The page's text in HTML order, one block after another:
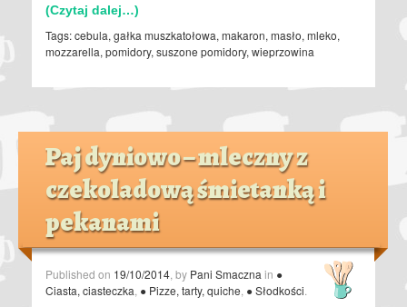
(Czytaj dalej…)
Tags:cebula, gałka muszkatołowa, makaron, masło, mleko,
mozzarella, pomidory, suszone pomidory, wieprzowina
Paj dyniowo – mleczny z
czekoladową śmietanką i
pekanami
Published on 19/10/2014 , by Pani Smaczna in ●
Ciasta, ciasteczka ● Pizze, tarty, quiche ● Słodkości